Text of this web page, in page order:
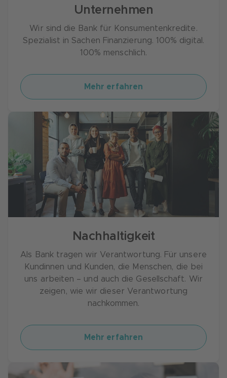
Unternehmen
Wir sind die Bank für Konsumentenkredite.
Spezialist in Sachen Finanzierung. 100% digital.
100% menschlich.
Mehr erfahren
Nachhaltigkeit
Als Bank tragen wir Verantwortung. Für unsere
Kundinnen und Kunden, die Menschen, die bei
uns arbeiten – und auch die Gesellschaft. Wir
zeigen, wie wir dieser Verantwortung
nachkommen.
Mehr erfahren